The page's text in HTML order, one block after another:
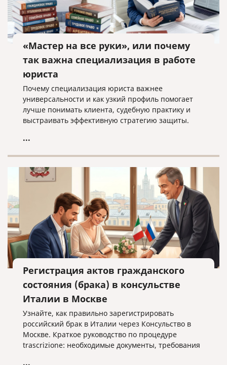
«Мастер на все руки», или почему
так важна специализация в работе
юриста
Почему специализация юриста важнее
универсальности и как узкий профиль помогает
лучше понимать клиента, судебную практику и
выстраивать эффективную стратегию защиты.
...
Регистрация актов гражданского
состояния (брака) в консульстве
Италии в Москве
Узнайте, как правильно зарегистрировать
российский брак в Италии через Консульство в
Москве. Краткое руководство по процедуре
trascrizione: необходимые документы, требования
...